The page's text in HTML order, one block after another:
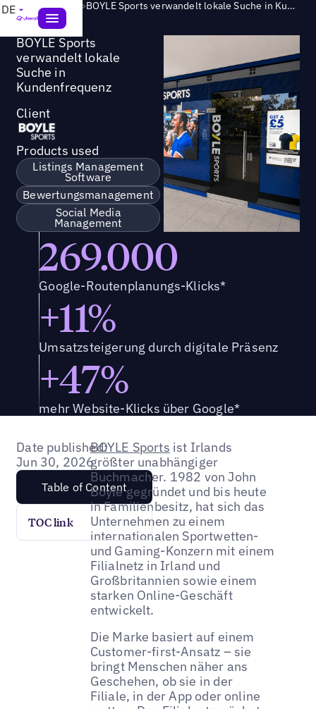
DE Success Story > BOYLE Sports verwandelt lokale Suche in Kundenfrequenz
BOYLE Sports
verwandelt lokale
Suche in
Kundenfrequenz
Client
Products used
Listings Management
Software
Bewertungsmanagement
Social Media
Management
269.000
Google-Routenplanungs-Klicks*
+11%
Umsatzsteigerung durch digitale Präsenz
+47%
mehr Website-Klicks über Google*
Date published:
Jun 30, 2026
Table of Content
TOC link
BOYLE Sports ist Irlands
größter unabhängiger
Buchmacher. 1982 von John
Boyle gegründet und bis heute
in Familienbesitz, hat sich das
Unternehmen zu einem
internationalen Sportwetten-
und Gaming-Konzern mit einem
Filialnetz in Irland und
Großbritannien sowie einem
starken Online-Geschäft
entwickelt.
Die Marke basiert auf einem
Customer-first-Ansatz – sie
bringt Menschen näher ans
Geschehen, ob sie in der
Filiale, in der App oder online